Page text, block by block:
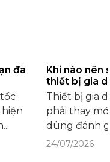
đã
Khi nào nên
thiết bị gia
Thiết bị gia
phải thay
dùng đánh
24/07/2026